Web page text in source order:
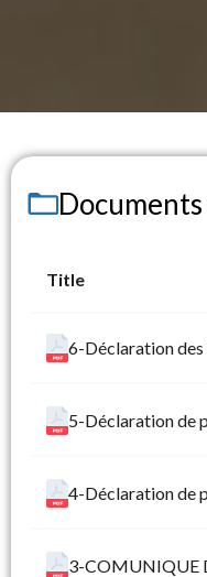
Title
6-Déclaration des
5-Déclaration de
4-Déclaration de
3-COMUNIQUE